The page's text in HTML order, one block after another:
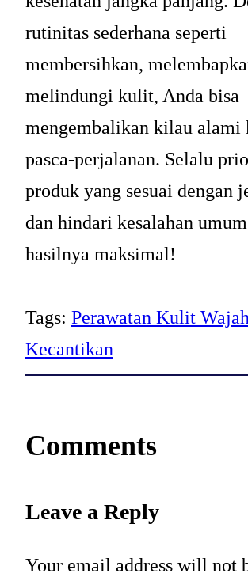
rutinitas sederhana seperti
membersihkan,
melindungi kulit, Anda bisa
mengembalikan kilau
pasca-perjalanan. Selalu
produk yang sesuai dengan
dan hindari kesalahan
hasilnya maksimal!
Tags: Perawatan Kulit Wajah
Kecantikan
Comments
Leave a Reply
Your email address will not